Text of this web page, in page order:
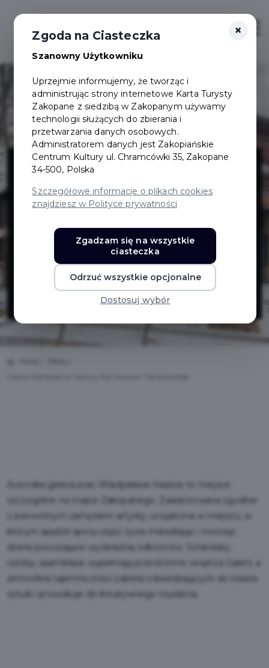
Login/Rejestracja
Galeria
Władysława
Hasiora, filia
Muzeum
Tatrzańskiego
Autorska galeria prac Władysława Hasiora to miejsce
szczególne na mapie Zakopanego. Zaaranżowana zgodnie
z pierwotnym zamysłem artysty, urządzona w miejscu, w
którym spędził sporą część życia mieszkając i tworząc
dzieła poruszające wyobraźnię odbiorców. Sztandary,
rzeźby, asamblaże wypełniają przestronne wnętrza Galerii, a
atmosfera tajemniczości zabiera odwiedzających do świata
sztuki i prowokuje do kreatywnego myślenia.
×
Zgoda na Ciasteczka
Szanowny Użytkowniku
Uprzejmie informujemy, że tworząc i
administrując strony internetowe Karta Turysty
Zakopane z siedzibą w Zakopanym używamy
technologii służących do zbierania i
przetwarzania danych osobowych.
Administratorem danych jest Zakopiańskie
Centrum Kultury ul. Chramcówki 35, Zakopane
34-500, Polska
Szczegółowe informacje o plikach cookies
znajdziesz w Polityce prywatności
Zgadzam się na wszystkie
ciasteczka
Odrzuć wszystkie opcjonalne
Dostosuj wybór